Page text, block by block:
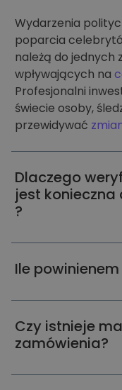
Wydarzenia
poparcia
należą do jednych
wpływających na
Profesjonalni
świecie osoby,
przewidywać
Dlaczego
jest
?
Ile
Czy istnieje
zamówienia?